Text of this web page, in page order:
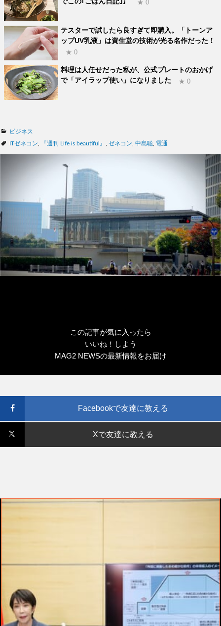
★ 0
テスターで試したら良すぎて即購入。「トーンア
ップUV乳液」は資生堂の技術が光る名作だった！
★ 0
料理は人任せだった私が、公式プレートのおかげ
で「アイラップ使い」になりました
★ 0
カ
テ
ビジネス
タ
ITゼネコン 『週刊 Life is beautiful』 ゼネコン 中島聡 電通
この記事が気に入ったら
いいね！しよう
MAG2 NEWSの最新情報をお届け
Facebookで友達に教える
Xで友達に教える